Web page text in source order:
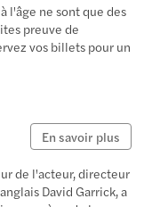
l'âge ne sont que des
preuve de
vos billets pour un
En savoir plus
de l'acteur, directeur
David Garrick, a